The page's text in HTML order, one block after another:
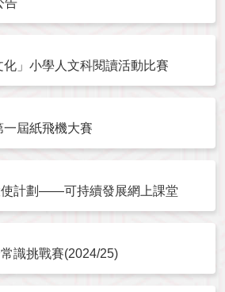
化」小學人文科閱讀活動比賽
屆紙飛機大賽
使計劃——可持續發展網上課堂
識挑戰賽(2024/25)